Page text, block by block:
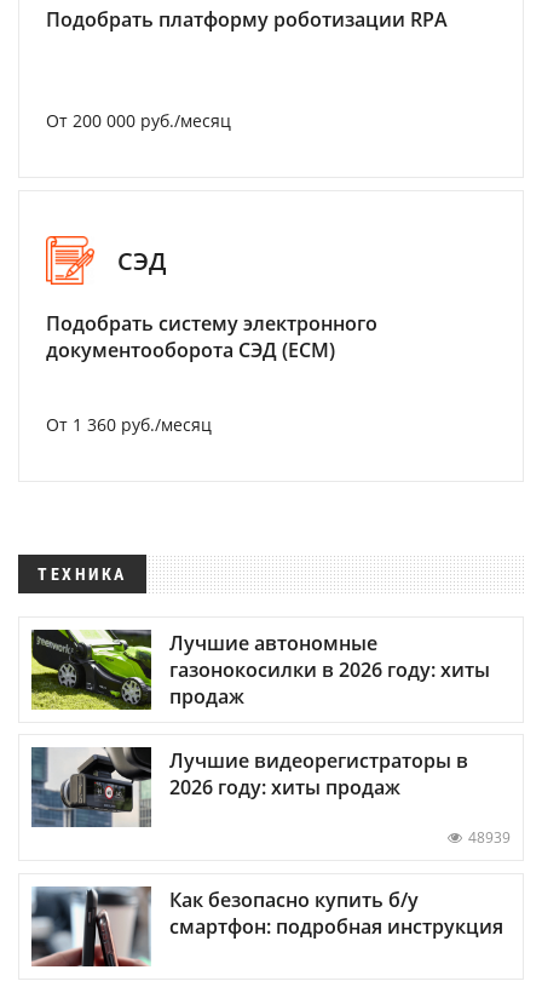
Подобрать платформу роботизации RPA
От 200 000 руб./месяц
СЭД
Подобрать систему электронного
документооборота СЭД (ECM)
От 1 360 руб./месяц
ТЕХНИКА
Лучшие автономные
газонокосилки в 2026 году: хиты
продаж
Лучшие видеорегистраторы в
2026 году: хиты продаж
48939
Как безопасно купить б/у
смартфон: подробная инструкция